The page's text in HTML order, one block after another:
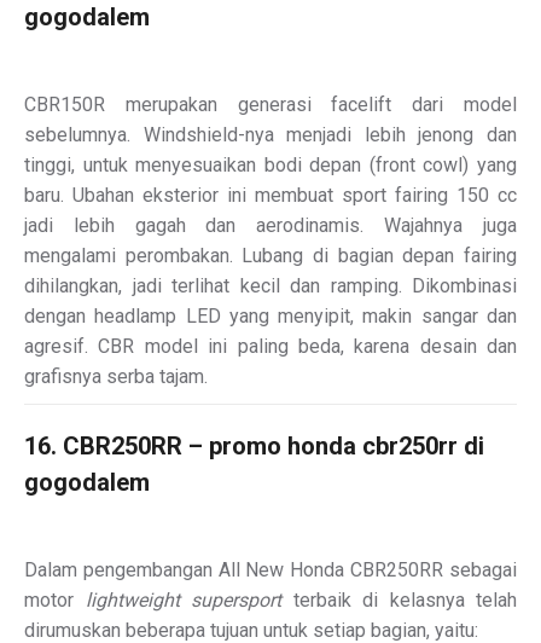
gogodalem
CBR150R merupakan generasi facelift dari model
sebelumnya. Windshield-nya menjadi lebih jenong dan
tinggi, untuk menyesuaikan bodi depan (front cowl) yang
baru. Ubahan eksterior ini membuat sport fairing 150 cc
jadi lebih gagah dan aerodinamis. Wajahnya juga
mengalami perombakan. Lubang di bagian depan fairing
dihilangkan, jadi terlihat kecil dan ramping. Dikombinasi
dengan headlamp LED yang menyipit, makin sangar dan
agresif. CBR model ini paling beda, karena desain dan
grafisnya serba tajam.
16. CBR250RR – promo honda cbr250rr di
gogodalem
Dalam pengembangan All New Honda CBR250RR sebagai
motor lightweight supersportterbaik di kelasnya telah
dirumuskan beberapa tujuan untuk setiap bagian, yaitu: